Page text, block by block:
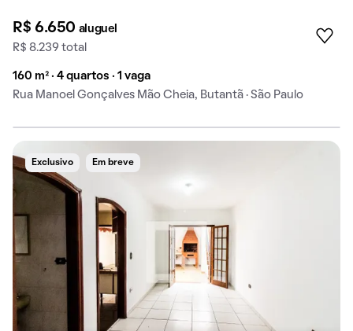
R$ 6.650 aluguel
R$ 8.239 total
160 m² · 4 quartos · 1 vaga
Rua Manoel Gonçalves Mão Cheia, Butantã · São Paulo
Exclusivo Em breve